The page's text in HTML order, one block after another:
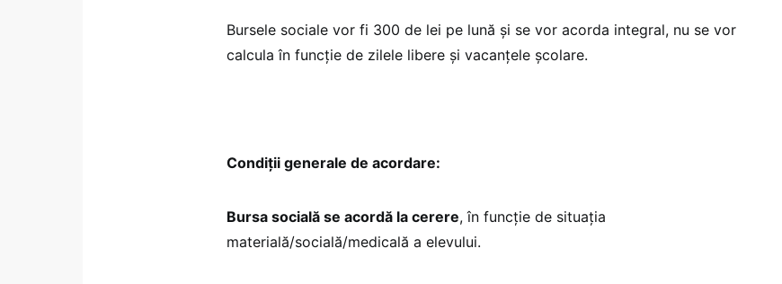
Bursele sociale vor fi 300 de lei pe lună și se vor acorda integral, nu se vor
calcula în funcție de zilele libere și vacanțele școlare.
Condiții generale de acordare:
Bursa socială se acordă la cerere, în funcţie de situaţia
materială/socială/medicală a elevului.